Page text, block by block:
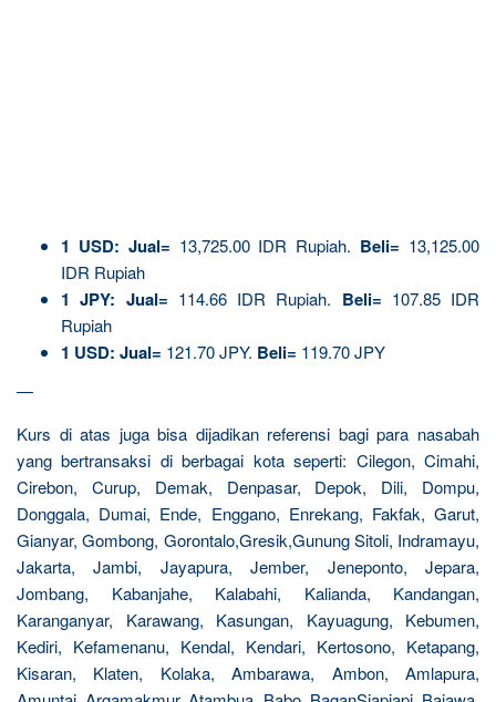
1 USD: Jual= 13,725.00 IDR Rupiah. Beli= 13,125.00
IDR Rupiah
1 JPY: Jual= 114.66 IDR Rupiah. Beli= 107.85 IDR
Rupiah
1 USD: Jual= 121.70 JPY. Beli= 119.70 JPY
—
Kurs di atas juga bisa dijadikan referensi bagi para nasabah
yang bertransaksi di berbagai kota seperti: Cilegon, Cimahi,
Cirebon, Curup, Demak, Denpasar, Depok, Dili, Dompu,
Donggala, Dumai, Ende, Enggano, Enrekang, Fakfak, Garut,
Gianyar, Gombong, Gorontalo,Gresik,Gunung Sitoli, Indramayu,
Jakarta, Jambi, Jayapura, Jember, Jeneponto, Jepara,
Jombang, Kabanjahe, Kalabahi, Kalianda, Kandangan,
Karanganyar, Karawang, Kasungan, Kayuagung, Kebumen,
Kediri, Kefamenanu, Kendal, Kendari, Kertosono, Ketapang,
Kisaran, Klaten, Kolaka, Ambarawa, Ambon, Amlapura,